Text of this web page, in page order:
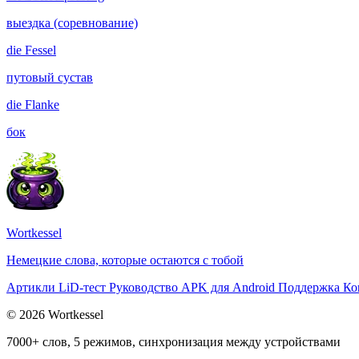
выездка (соревнование)
die Fessel
путовый сустав
die Flanke
бок
Wortkessel
Немецкие слова, которые остаются с тобой
Артикли LiD-тест Руководство APK для Android Поддержка
© 2026 Wortkessel
7000+ слов, 5 режимов, синхронизация между устройствами